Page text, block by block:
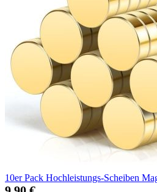
10er Pack Hochleistungs-Scheiben